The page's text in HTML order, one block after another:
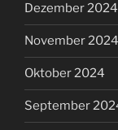
Dezember 2024
November 2024
Oktober 2024
September